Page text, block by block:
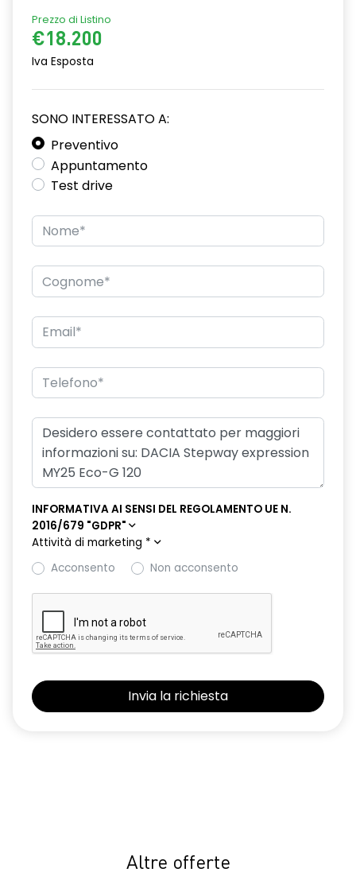
Prezzo di Listino
€18.200
Iva Esposta
SONO INTERESSATO A:
Preventivo
Appuntamento
Test drive
INFORMATIVA AI SENSI DEL REGOLAMENTO UE N.
2016/679 "GDPR"
Attività di marketing *
Acconsento
Non acconsento
Altre offerte